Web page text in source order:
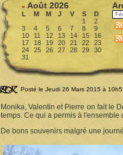
« Août 2026
L M M J V S
D
1
2
3
4 5 6 7 8
9
10
11 12 13 14 15
16
17
18 19 20 21 22
23
24
25 26 27 28 29
30
31
Posté le Jeudi 26 Mars 2015 à
Monika, Valentin et Pierre on fait le
temps. Ce qui a permis à
De bons souvenirs malgré une